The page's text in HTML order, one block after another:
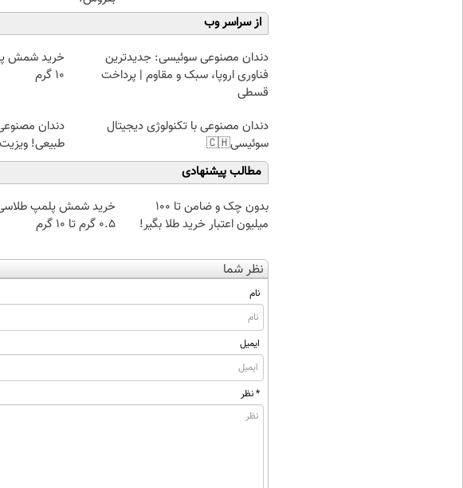
از سراسر وب
دندان مصنوعی سوئیسی: جدیدترین
فناوری اروپا، سبک و مقاوم | پرداخت
قسطی
۱۰ گرم
دندان مصنوعی با تکنولوژی دیجیتال
سوئیسی🇨🇭
دندان
طبیعی!
مطالب پیشنهادی
بدون چک و ضامن تا 100
میلیون اعتبار خرید طلا بگیر!
خرید شمش پلمپ
۰.۵ گرم تا ۱۰ گرم
نظر شما
نام
ایمیل
* نظر